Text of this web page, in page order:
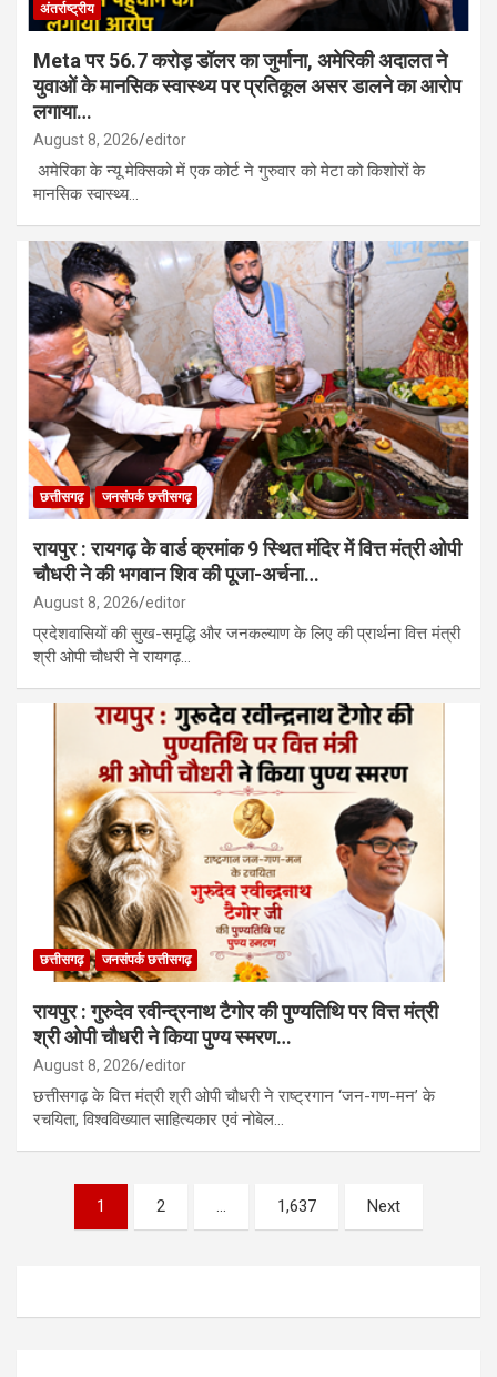
अंतर्राष्ट्रीय
Meta पर 56.7 करोड़ डॉलर का जुर्माना, अमेरिकी अदालत ने
युवाओं के मानसिक स्वास्थ्य पर प्रतिकूल असर डालने का आरोप
लगाया…
August 8, 2026 editor
अमेरिका के न्यू मेक्सिको में एक कोर्ट ने गुरुवार को मेटा को किशोरों के
मानसिक स्वास्थ्य…
छत्तीसगढ़ जनसंपर्क छत्तीसगढ़
रायपुर : रायगढ़ के वार्ड क्रमांक 9 स्थित मंदिर में वित्त मंत्री ओपी
चौधरी ने की भगवान शिव की पूजा-अर्चना…
August 8, 2026 editor
प्रदेशवासियों की सुख-समृद्धि और जनकल्याण के लिए की प्रार्थना वित्त मंत्री
श्री ओपी चौधरी ने रायगढ़…
छत्तीसगढ़ जनसंपर्क छत्तीसगढ़
रायपुर : गुरुदेव रवीन्द्रनाथ टैगोर की पुण्यतिथि पर वित्त मंत्री
श्री ओपी चौधरी ने किया पुण्य स्मरण…
August 8, 2026 editor
छत्तीसगढ़ के वित्त मंत्री श्री ओपी चौधरी ने राष्ट्रगान ‘जन-गण-मन’ के
रचयिता, विश्वविख्यात साहित्यकार एवं नोबेल…
pagination
1 2 … 1,637 Next